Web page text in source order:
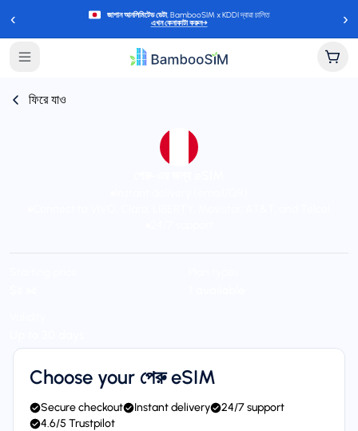
‹ জাপান আনলিমিটেড ডেটা, BambooSIM x KDDI দ্বারা চালিত
এখন কেনাকাটা করুন→ ›
ফিরে যাও
Choose your পেরু eSIM
Secure checkout Instant delivery
24/7 support
4.6/5 Trustpilot